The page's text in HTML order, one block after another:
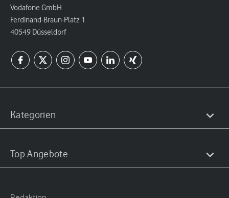
Vodafone GmbH
Ferdinand-Braun-Platz 1
40549 Düsseldorf
Kategorien
Top Angebote